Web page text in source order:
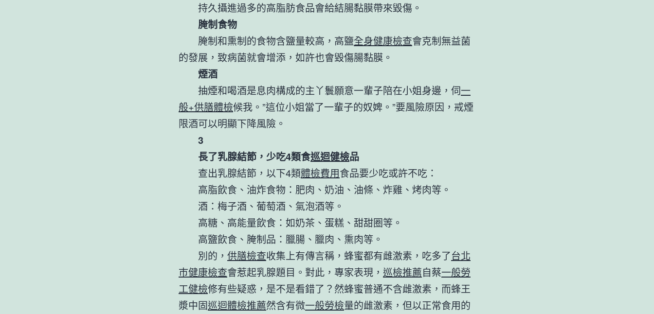
持久攝進過多的高脂肪食品會給結腸黏膜帶來毀傷。
腌制食物
腌制和熏制的食物含鹽量較高，高鹽全身健康檢查會克制無益菌
的發展，致病菌就會增添，如許也會毀傷腸黏膜。
煙酒
抽煙和喝酒是息肉構成的主丫鬟願意一輩子陪在小姐身邊，伺一
般+供膳體檢候我。”這位小姐當了一輩子的奴婢。”要風險原因，戒煙
限酒可以明顯下降風險。
3
長了乳腺結節，少吃4類食巡迴健檢品
查出乳腺結節，以下4類體檢費用食品要少吃或許不吃：
高脂飲食、油炸食物：肥肉、奶油、油條、炸雞、烤肉等。
酒：梅子酒、葡萄酒、氣泡酒等。
高糖、高能量飲食：如奶茶、蛋糕、甜甜圈等。
高鹽飲食、腌制品：臘腸、臘肉、熏肉等。
別的， 供膳檢查收集上有傳言稱，蜂蜜都有雌激素，吃多了台北
巿健康檢查會惹起乳腺題目。對此，專家表現， 巡檢推薦自蔡一般勞
工健檢修有些疑惑，是不是看錯了？然蜂蜜普通不含雌激素，而蜂王
漿中固巡迴體檢推薦然含有微一般勞檢量的雌激素，但以正常食用的